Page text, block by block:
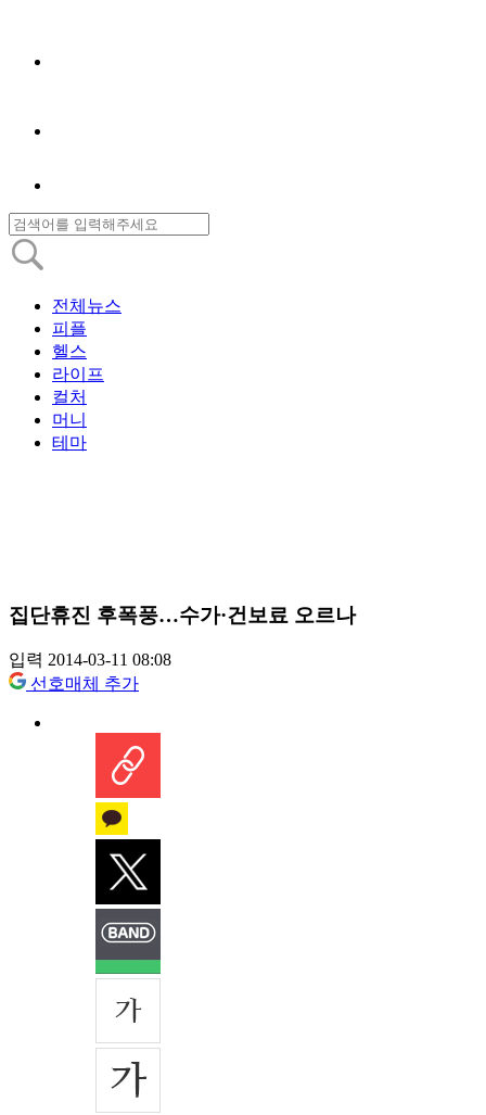
전체뉴스
피플
헬스
라이프
컬처
머니
테마
집단휴진 후폭풍…수가·건보료 오르나
입력 2014-03-11 08:08
선호매체 추가